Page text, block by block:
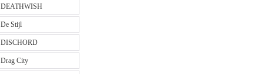
DEATHWISH
De Stijl
DISCHORD
Drag City